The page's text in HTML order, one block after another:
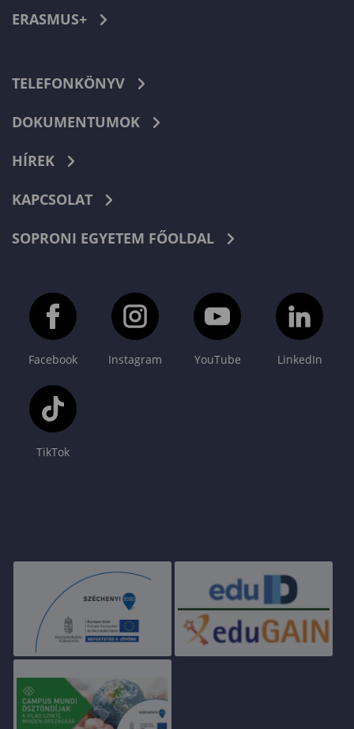
ERASMUS+
TELEFONKÖNYV
DOKUMENTUMOK
HÍREK
KAPCSOLAT
SOPRONI EGYETEM FŐOLDAL
Facebook Instagram YouTube LinkedIn
TikTok